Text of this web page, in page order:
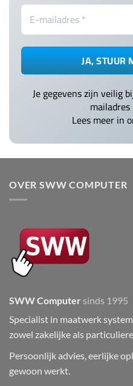
Je gegevens zijn veilig
Lees meer in
OVER SWW COMPUTER
SWW Computer sinds 1995
Specialist in maatwerk
zowel zakelijke als
Persoonlijk advies, eerlijke
gewoon werkt.